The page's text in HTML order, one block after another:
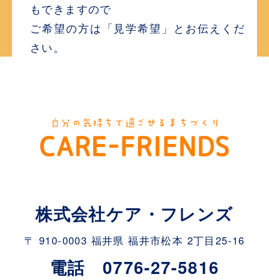
もできますので
ご希望の方は「見学希望」とお伝えくだ
さい。
株式会社ケア・フレンズ
〒 910-0003 福井県 福井市松本 2丁目25-16
電話 0776-27-5816